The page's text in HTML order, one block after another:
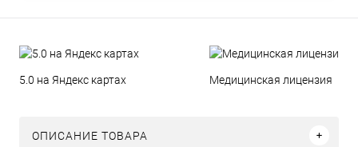
5.0 на Яндекс картах Медицинская лицензия
ОПИСАНИЕ ТОВАРА